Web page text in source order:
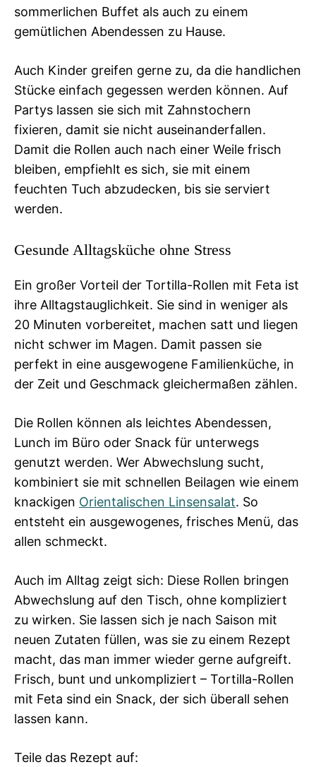
sommerlichen Buffet als auch zu einem
gemütlichen Abendessen zu Hause.
Auch Kinder greifen gerne zu, da die handlichen
Stücke einfach gegessen werden können. Auf
Partys lassen sie sich mit Zahnstochern
fixieren, damit sie nicht auseinanderfallen.
Damit die Rollen auch nach einer Weile frisch
bleiben, empfiehlt es sich, sie mit einem
feuchten Tuch abzudecken, bis sie serviert
werden.
Gesunde Alltagsküche ohne Stress
Ein großer Vorteil der Tortilla-Rollen mit Feta ist
ihre Alltagstauglichkeit. Sie sind in weniger als
20 Minuten vorbereitet, machen satt und liegen
nicht schwer im Magen. Damit passen sie
perfekt in eine ausgewogene Familienküche, in
der Zeit und Geschmack gleichermaßen zählen.
Die Rollen können als leichtes Abendessen,
Lunch im Büro oder Snack für unterwegs
genutzt werden. Wer Abwechslung sucht,
kombiniert sie mit schnellen Beilagen wie einem
knackigen Orientalischen Linsensalat. So
entsteht ein ausgewogenes, frisches Menü, das
allen schmeckt.
Auch im Alltag zeigt sich: Diese Rollen bringen
Abwechslung auf den Tisch, ohne kompliziert
zu wirken. Sie lassen sich je nach Saison mit
neuen Zutaten füllen, was sie zu einem Rezept
macht, das man immer wieder gerne aufgreift.
Frisch, bunt und unkompliziert – Tortilla-Rollen
mit Feta sind ein Snack, der sich überall sehen
lassen kann.
Teile das Rezept auf: